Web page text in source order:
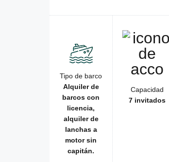
Tipo de barco
Alquiler de
barcos con
licencia,
alquiler de
lanchas a
motor sin
capitán.
Capacidad
7 invitados